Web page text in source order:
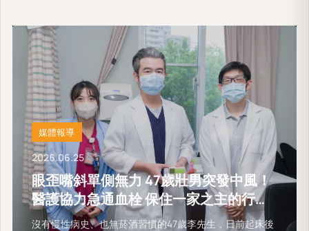
媒體報導
2026.06.25
眼歪嘴斜單側無力 47歲壯男突發中風！
醫護協力急通血栓 保住一家之主的行動
能力
沒有慢性病史、也無菸酒習慣的47歲李先生，日前起床後